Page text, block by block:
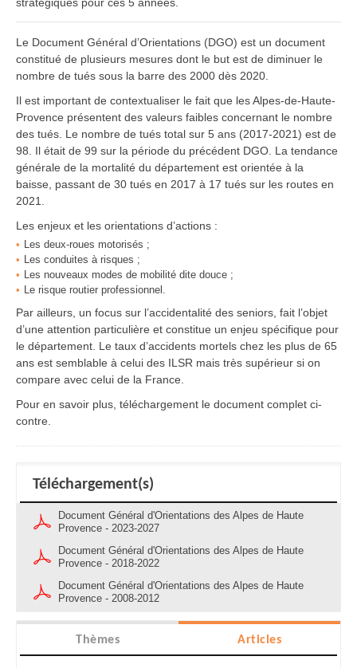
Le Document Général d’Orientations (DGO) est un document
constitué de plusieurs mesures dont le but est de diminuer le
nombre de tués sous la barre des 2000 dès 2020.
Il est important de contextualiser le fait que les Alpes-de-Haute-
Provence présentent des valeurs faibles concernant le nombre
des tués. Le nombre de tués total sur 5 ans (2017-2021) est de
98. Il était de 99 sur la période du précédent DGO. La tendance
générale de la mortalité du département est orientée à la
baisse, passant de 30 tués en 2017 à 17 tués sur les routes en
2021.
Les enjeux et les orientations d’actions :
Les deux-roues motorisés ;
Les conduites à risques ;
Les nouveaux modes de mobilité dite douce ;
Le risque routier professionnel.
Par ailleurs, un focus sur l’accidentalité des seniors, fait l’objet
d’une attention particulière et constitue un enjeu spécifique pour
le département. Le taux d’accidents mortels chez les plus de 65
ans est semblable à celui des ILSR mais très supérieur si on
compare avec celui de la France.
Pour en savoir plus, téléchargement le document complet ci-
contre.
Téléchargement(s)
Document Général d'Orientations des Alpes de Haute
Provence - 2023-2027
Document Général d'Orientations des Alpes de Haute
Provence - 2018-2022
Document Général d'Orientations des Alpes de Haute
Provence - 2008-2012
Thèmes Articles